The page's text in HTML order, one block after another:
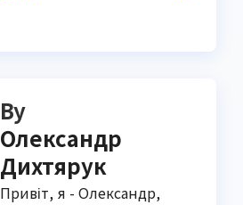
By
Олександр
Дихтярук
Привіт, я - Олександр,